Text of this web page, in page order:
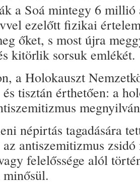
a Soá mintegy 6
ezelőtt fizikai
őket, s most újra
kitörlik sorsuk emlékét.
a Holokauszt
tisztán érthetően: a
népirtás tagadására
antiszemitizmus
felelőssége alól